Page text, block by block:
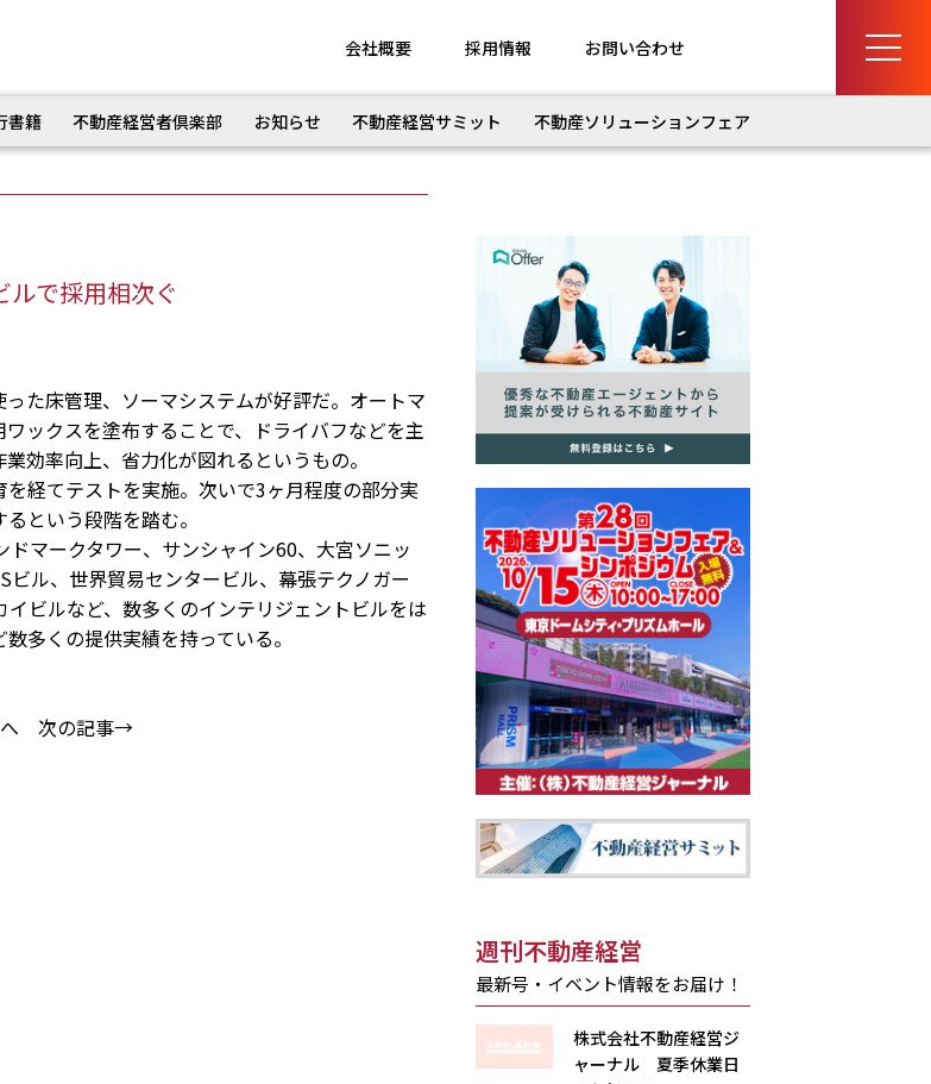
会社概要 採用情報 お問い合わせ
書籍 不動産経営者倶楽部 お知らせ 不動産経営サミット 不動産ソリューションフェア
で採用相次ぐ
た床管理、ソーマシステムが好評だ。オートマ
ックスを塗布することで、ドライバフなどを主
効率向上、省力化が図れるというもの。
経てテストを実施。次いで3ヶ月程度の部分実
という段階を踏む。
マークタワー、サンシャイン60、大宮ソニッ
ル、世界貿易センタービル、幕張テクノガー
ビルなど、数多くのインテリジェントビルをは
多くの提供実績を持っている。
次の記事→
週刊不動産経営
最新号・イベント情報をお届け！
株式会社不動産経営ジ
ャーナル 夏季休業日